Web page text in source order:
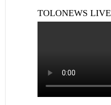
TOLONEWS LIVE